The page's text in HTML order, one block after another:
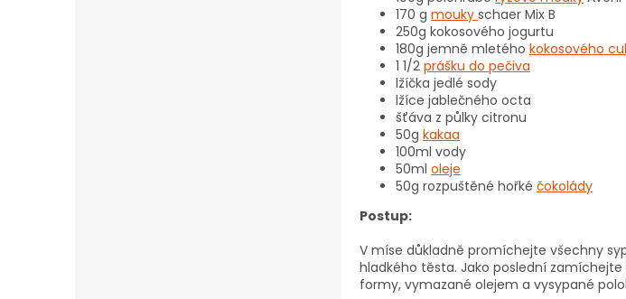
170 g mouky schaer Mix B
250g kokosového jogurtu
180g jemně mletého kokosového
1 1/2 prášku do pečiva
lžíčka jedlé sody
lžíce jablečného octa
šťáva z půlky citronu
50g kakaa
100ml vody
50ml oleje
50g rozpuštěné hořké čokolády
Postup:
V míse důkladně promíchejte všechny
hladkého těsta. Jako poslední
formy, vymazané olejem a vysypané